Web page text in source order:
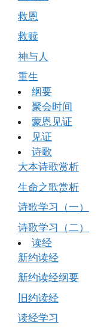
救恩
救赎
神与人
重生
纲要
聚会时间
蒙恩见证
见证
诗歌
大本诗歌赏析
生命之歌赏析
诗歌学习（一）
诗歌学习（二）
读经
新约读经
新约读经纲要
旧约读经
读经学习